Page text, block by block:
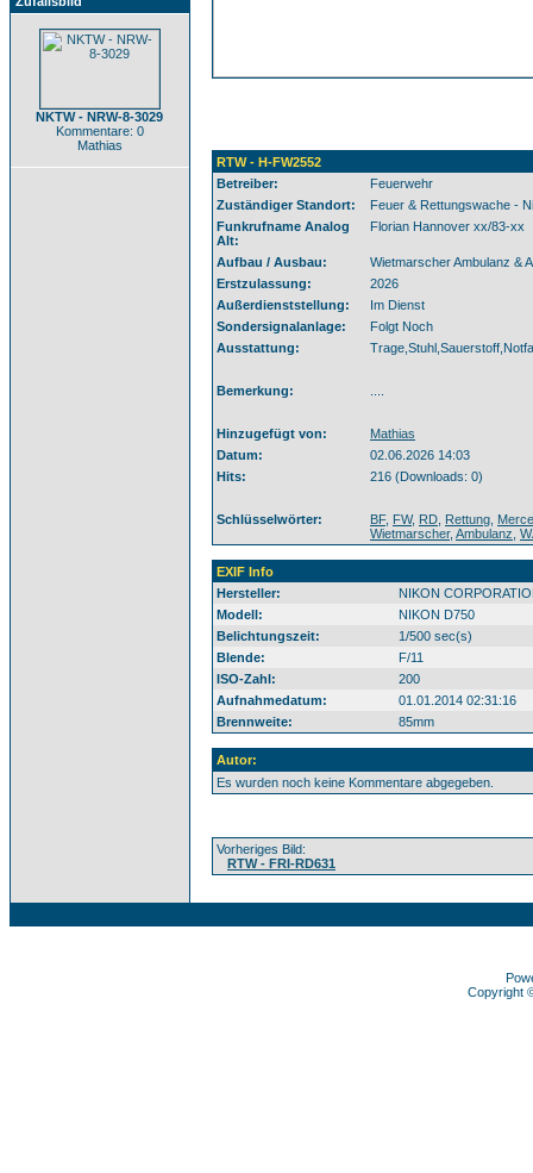
NKTW - NRW-8-3029
Kommentare: 0
Mathias
RTW - H-FW2552
Betreiber:
Feuerwehr
Zuständiger Standort:
Feuer & Rettungswache -
Funkrufname Analog
Alt:
Florian Hannover xx/83-xx
Aufbau / Ausbau:
Wietmarscher Ambulanz &
Erstzulassung:
2026
Außerdienststellung:
Im Dienst
Sondersignalanlage:
Folgt Noch
Ausstattung:
Bemerkung:
Hinzugefügt von:
Mathias
Datum:
02.06.2026 14:03
Hits:
216 (Downloads: 0)
Schlüsselwörter: BF, FW, RD Rettung
Wietmarscher, Ambulanz
EXIF Info
Hersteller:
NIKON
Modell:
NIKON D750
Belichtungszeit:
1/500 sec(s)
Blende:
F/11
ISO-Zahl:
200
Aufnahmedatum:
01.01.2014 02:31:16
Brennweite:
85mm
Autor:
Es wurden noch keine Kommentare abgegeben.
Vorheriges Bild:
RTW - FRI-RD631
Copyright